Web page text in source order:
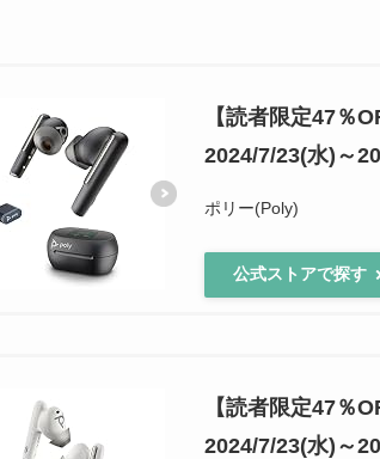
【読者限定47％
2024/7/23(水)～
ポリー(Poly)
公式ストアで探す
【読者限定47％
2024/7/23(水)～